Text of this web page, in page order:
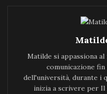
Matilde si appassiona
comunicazione
dell'università, durante i
inizia a scrivere per Il